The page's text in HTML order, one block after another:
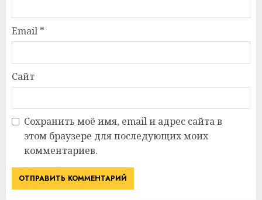
Email *
Сайт
Сохранить моё имя, email и адрес сайта в
этом браузере для последующих моих
комментариев.